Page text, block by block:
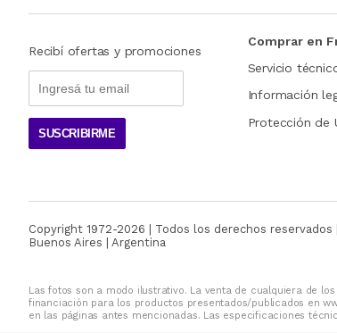
Recibí ofertas y promociones
SUSCRIBIRME
Comprar en
Servicio
Información
Protección de
Copyright 1972-2026 | Todos los derechos reservados
Buenos Aires | Argentina
Las fotos son a modo ilustrativo. La venta de cualquiera de
financiación para los productos presentados/publicados en
en las páginas antes mencionadas. Las especificaciones